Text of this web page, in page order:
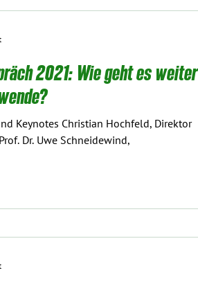
2021: Wie geht es weiter
Hochfeld, Direktor